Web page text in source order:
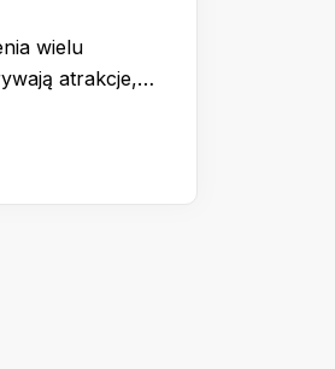
wielu
atrakcje,…